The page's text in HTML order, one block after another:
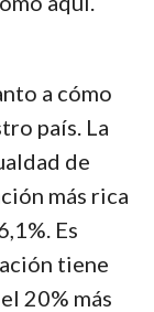
a cómo
país. La
de
más rica
Es
tiene
20% más